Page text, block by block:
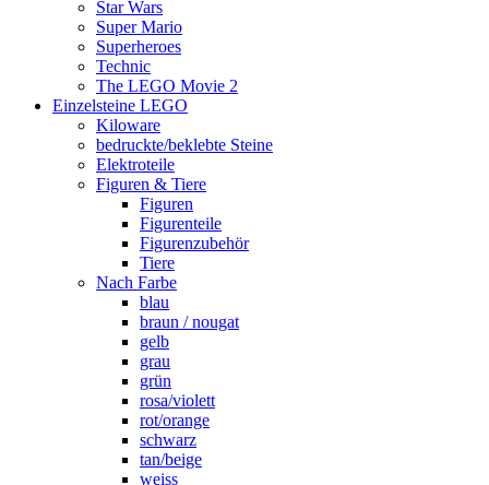
Star Wars
Super Mario
Superheroes
Technic
The LEGO Movie 2
Einzelsteine LEGO
Kiloware
bedruckte/beklebte Steine
Elektroteile
Figuren & Tiere
Figuren
Figurenteile
Figurenzubehör
Tiere
Nach Farbe
blau
braun / nougat
gelb
grau
grün
rosa/violett
rot/orange
schwarz
tan/beige
weiss